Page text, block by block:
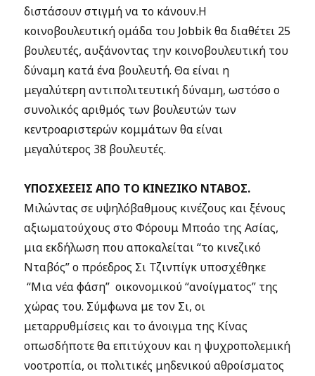
διστάσουν στιγμή να το κάνουν.Η
κοινοβουλευτική ομάδα του Jobbik θα διαθέτει 25
βουλευτές, αυξάνοντας την κοινοβουλευτική του
δύναμη κατά ένα βουλευτή. Θα είναι η
μεγαλύτερη αντιπολιτευτική δύναμη, ωστόσο ο
συνολικός αριθμός των βουλευτών των
κεντροαριστερών κομμάτων θα είναι
μεγαλύτερος 38 βουλευτές.
ΥΠΟΣΧΕΣΕΙΣ ΑΠΟ ΤΟ ΚΙΝΕΖΙΚΟ ΝΤΑΒΟΣ.
Μιλώντας σε υψηλόβαθμους κινέζους και ξένους
αξιωματούχους στο Φόρουμ Μποάο της Ασίας,
μια εκδήλωση που αποκαλείται “το κινεζικό
Νταβός” ο πρόεδρος Σι Τζινπίγκ υποσχέθηκε
“Μια νέα φάση” οικονομικού “ανοίγματος” της
χώρας του. Σύμφωνα με τον Σι, οι
μεταρρυθμίσεις και το άνοιγμα της Κίνας
οπωσδήποτε θα επιτύχουν και η ψυχροπολεμική
νοοτροπία, οι πολιτικές μηδενικού αθροίσματος